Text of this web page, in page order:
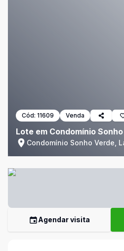
Cód: 11609 Venda
Lote em Condomínio
Condomínio Sonho Verde,
Agendar visita